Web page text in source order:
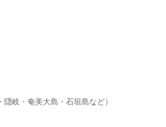
岐・奄美大島・石垣島など）